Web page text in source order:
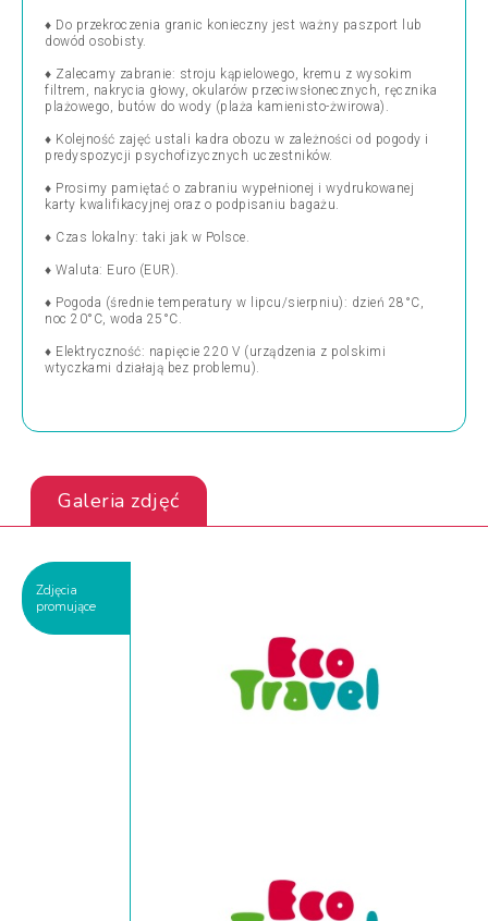
♦ Do przekroczenia granic konieczny jest ważny paszport lub
dowód osobisty.
♦ Zalecamy zabranie: stroju kąpielowego, kremu z wysokim
filtrem, nakrycia głowy, okularów przeciwsłonecznych, ręcznika
plażowego, butów do wody (plaża kamienisto-żwirowa).
♦ Kolejność zajęć ustali kadra obozu w zależności od pogody i
predyspozycji psychofizycznych uczestników.
♦ Prosimy pamiętać o zabraniu wypełnionej i wydrukowanej
karty kwalifikacyjnej oraz o podpisaniu bagażu.
♦ Czas lokalny: taki jak w Polsce.
♦ Waluta: Euro (EUR).
♦ Pogoda (średnie temperatury w lipcu/sierpniu): dzień 28°C,
noc 20°C, woda 25°C.
♦ Elektryczność: napięcie 220 V (urządzenia z polskimi
wtyczkami działają bez problemu).
Galeria zdjęć
Zdjęcia
promujące